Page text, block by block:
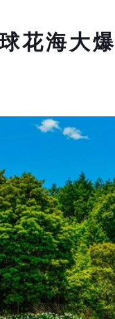
花海大